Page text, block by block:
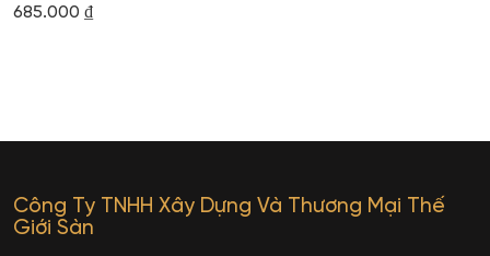
685.000 ₫
Công Ty TNHH Xây Dựng Và Thương Mại Thế
Giới Sàn